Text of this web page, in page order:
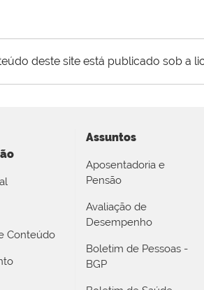
deste site está publicado sob a
Conteúdo
Assuntos
Aposentadoria e
Pensão
Avaliação de
Desempenho
Boletim de Pessoas -
BGP